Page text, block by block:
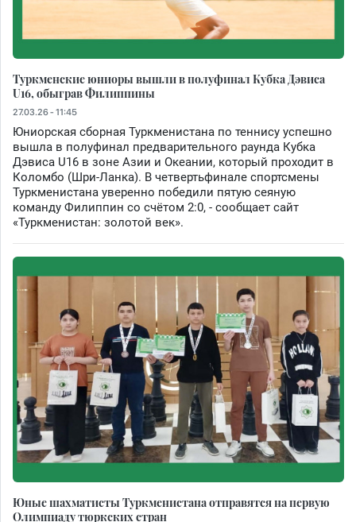
Туркменские юниоры вышли в полуфинал Кубка Дэвиса
U16, обыграв Филиппины
27.03.26 - 11:45
Юниорская сборная Туркменистана по теннису успешно
вышла в полуфинал предварительного раунда Кубка
Дэвиса U16 в зоне Азии и Океании, который проходит в
Коломбо (Шри-Ланка). В четвертьфинале спортсмены
Туркменистана уверенно победили пятую сеяную
команду Филиппин со счётом 2:0, - сообщает сайт
«Туркменистан: золотой век».
Юные шахматисты Туркменистана отправятся на первую
Олимпиаду тюркских стран